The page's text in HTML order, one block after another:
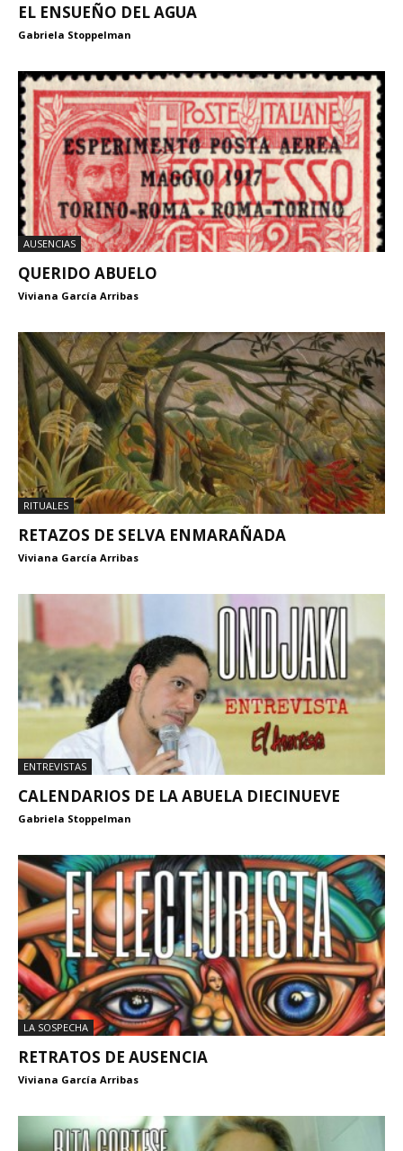
EL ENSUEÑO DEL AGUA
Gabriela Stoppelman
AUSENCIAS
QUERIDO ABUELO
Viviana García Arribas
RITUALES
RETAZOS DE SELVA ENMARAÑADA
Viviana García Arribas
ENTREVISTAS
CALENDARIOS DE LA ABUELA DIECINUEVE
Gabriela Stoppelman
LA SOSPECHA
RETRATOS DE AUSENCIA
Viviana García Arribas